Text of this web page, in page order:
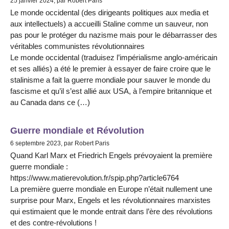
Le monde occidental (des dirigeants politiques aux media et
aux intellectuels) a accueilli Staline comme un sauveur, non
pas pour le protéger du nazisme mais pour le débarrasser des
véritables communistes révolutionnaires
Le monde occidental (traduisez l’impérialisme anglo-américain
et ses alliés) a été le premier à essayer de faire croire que le
stalinisme a fait la guerre mondiale pour sauver le monde du
fascisme et qu’il s’est allié aux USA, à l’empire britannique et
au Canada dans ce (…)
Guerre mondiale et Révolution
6 septembre 2023, par Robert Paris
Quand Karl Marx et Friedrich Engels prévoyaient la première
guerre mondiale :
https://www.matierevolution.fr/spip.php?article6764
La première guerre mondiale en Europe n’était nullement une
surprise pour Marx, Engels et les révolutionnaires marxistes
qui estimaient que le monde entrait dans l’ère des révolutions
et des contre-révolutions !